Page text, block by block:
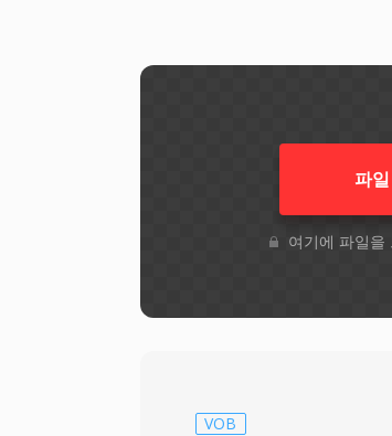
파
여기에 파일을
VOB